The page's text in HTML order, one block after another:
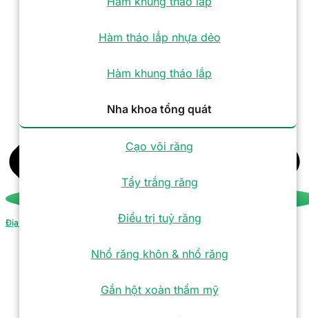
Hàm tháo lắp nhựa dẻo
Hàm khung tháo lắp
Nha khoa tổng quát
Cạo vôi răng
Tẩy trắng răng
Điều trị tuỷ răng
Nhổ răng khôn & nhổ răng
Gắn hột xoàn thẩm mỹ
Địa chỉ